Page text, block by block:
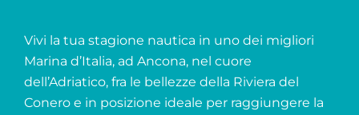
Vivi la tua stagione nautica in uno dei migliori
Marina d’Italia, ad Ancona, nel cuore
dell’Adriatico, fra le bellezze della Riviera del
Conero e in posizione ideale per raggiungere la